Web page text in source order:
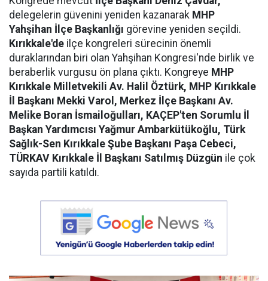
delegelerin güvenini yeniden kazanarak MHP
Yahşihan İlçe Başkanlığı görevine yeniden seçildi.
Kırıkkale'de ilçe kongreleri sürecinin önemli
duraklarından biri olan Yahşihan Kongresi'nde birlik ve
beraberlik vurgusu ön plana çıktı. Kongreye MHP
Kırıkkale Milletvekili Av. Halil Öztürk, MHP Kırıkkale
İl Başkanı Mekki Varol, Merkez İlçe Başkanı Av.
Melike Boran İsmailoğulları, KAÇEP'ten Sorumlu İl
Başkan Yardımcısı Yağmur Ambarkütükoğlu, Türk
Sağlık-Sen Kırıkkale Şube Başkanı Paşa Cebeci,
TÜRKAV Kırıkkale İl Başkanı Satılmış Düzgün ile çok
sayıda partili katıldı.